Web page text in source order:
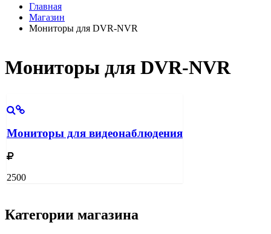
Главная
Магазин
Мониторы для DVR-NVR
Мониторы для DVR-NVR
Мониторы для видеонаблюдения
2500
Категории магазина